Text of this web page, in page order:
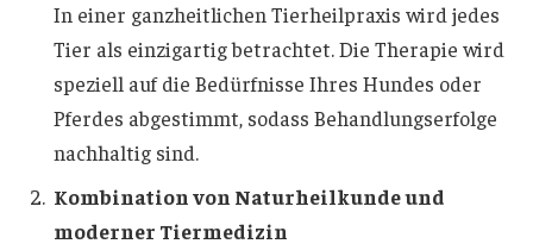
In einer ganzheitlichen Tierheilpraxis wird jedes
Tier als einzigartig betrachtet. Die Therapie wird
speziell auf die Bedürfnisse Ihres Hundes oder
Pferdes abgestimmt, sodass Behandlungserfolge
nachhaltig sind.
Kombination von Naturheilkunde und
moderner Tiermedizin